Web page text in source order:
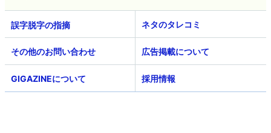
ネタのタレコミ
その他のお問い合わせ 広告掲載について
GIGAZINEについて 採用情報